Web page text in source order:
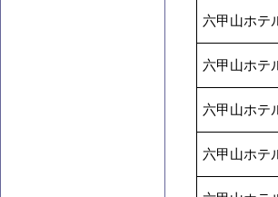
六甲山ホテ
六甲山ホテ
六甲山ホテ
六甲山ホテ